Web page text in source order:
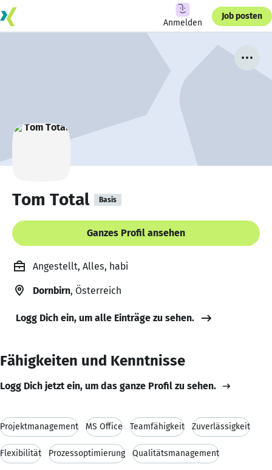
Anmelden
Job posten
Tom Total Basis
Ganzes Profil ansehen
Angestellt, Alles, habi
Dornbirn, Österreich
Logg Dich ein, um alle Einträge zu sehen.
Fähigkeiten und Kenntnisse
Logg Dich jetzt ein, um das ganze Profil zu sehen.
Projektmanagement MS Office Teamfähigkeit Zuverlässigkeit
Flexibilität Prozessoptimierung Qualitätsmanagement